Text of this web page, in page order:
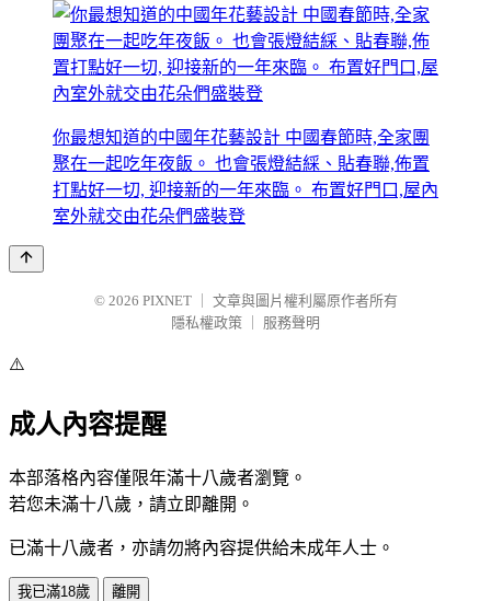
你最想知道的中國年花藝設計 中國春節時,全家團
聚在一起吃年夜飯。 也會張燈結綵、貼春聯,佈置
打點好一切, 迎接新的一年來臨。 布置好門口,屋內
室外就交由花朵們盛裝登
© 2026 PIXNET
文章與圖片權利屬原作者所有
隱私權政策
服務聲明
⚠️
成人內容提醒
本部落格內容僅限年滿十八歲者瀏覽。
若您未滿十八歲，請立即離開。
已滿十八歲者，亦請勿將內容提供給未成年人士。
我已滿18歲 離開